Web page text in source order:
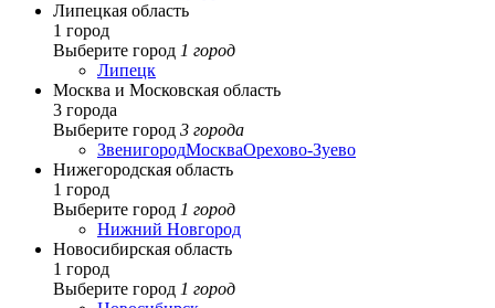
Липецкая область
1 город
Выберите город 1 город
Липецк
Москва и Московская область
3 города
Выберите город 3 города
ЗвенигородМоскваОрехово-Зуево
Нижегородская область
1 город
Выберите город 1 город
Нижний Новгород
Новосибирская область
1 город
Выберите город 1 город